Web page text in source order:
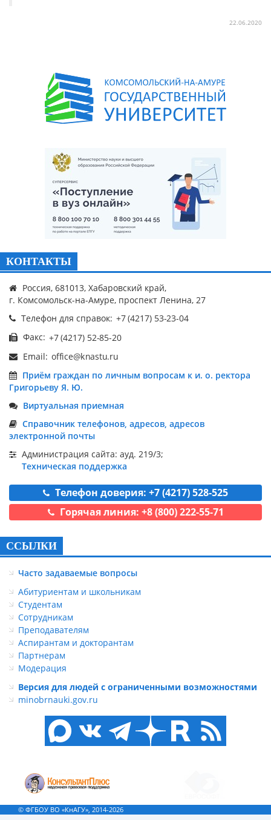
22.06.2020
КОНТАКТЫ
Россия, 681013, Хабаровский край,
г. Комсомольск-на-Амуре, проспект Ленина, 27
Телефон для справок:
Факс:
Email:
Приём граждан по личным вопросам к и. о. ректора
Григорьеву Я. Ю.
Виртуальная приемная
Справочник телефонов, адресов, адресов
электронной почты
Администрация сайта: ауд. 219/3;
Техническая поддержка
Телефон доверия: +7 (4217) 528-525
Горячая линия: +8 (800) 222-55-71
ССЫЛКИ
Часто задаваемые вопросы
Абитуриентам и школьникам
Студентам
Сотрудникам
Преподавателям
Аспирантам и докторантам
Партнерам
Модерация
Версия для людей с ограниченными возможностями
minobrnauki.gov.ru
© ФГБОУ ВО «КнАГУ», 2014-2026